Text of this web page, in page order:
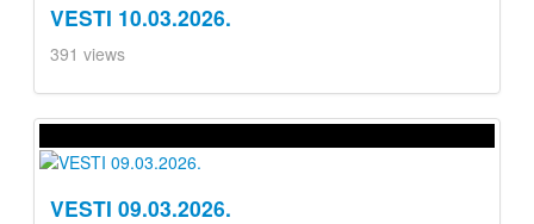
VESTI 10.03.2026.
391 views
VESTI 09.03.2026.